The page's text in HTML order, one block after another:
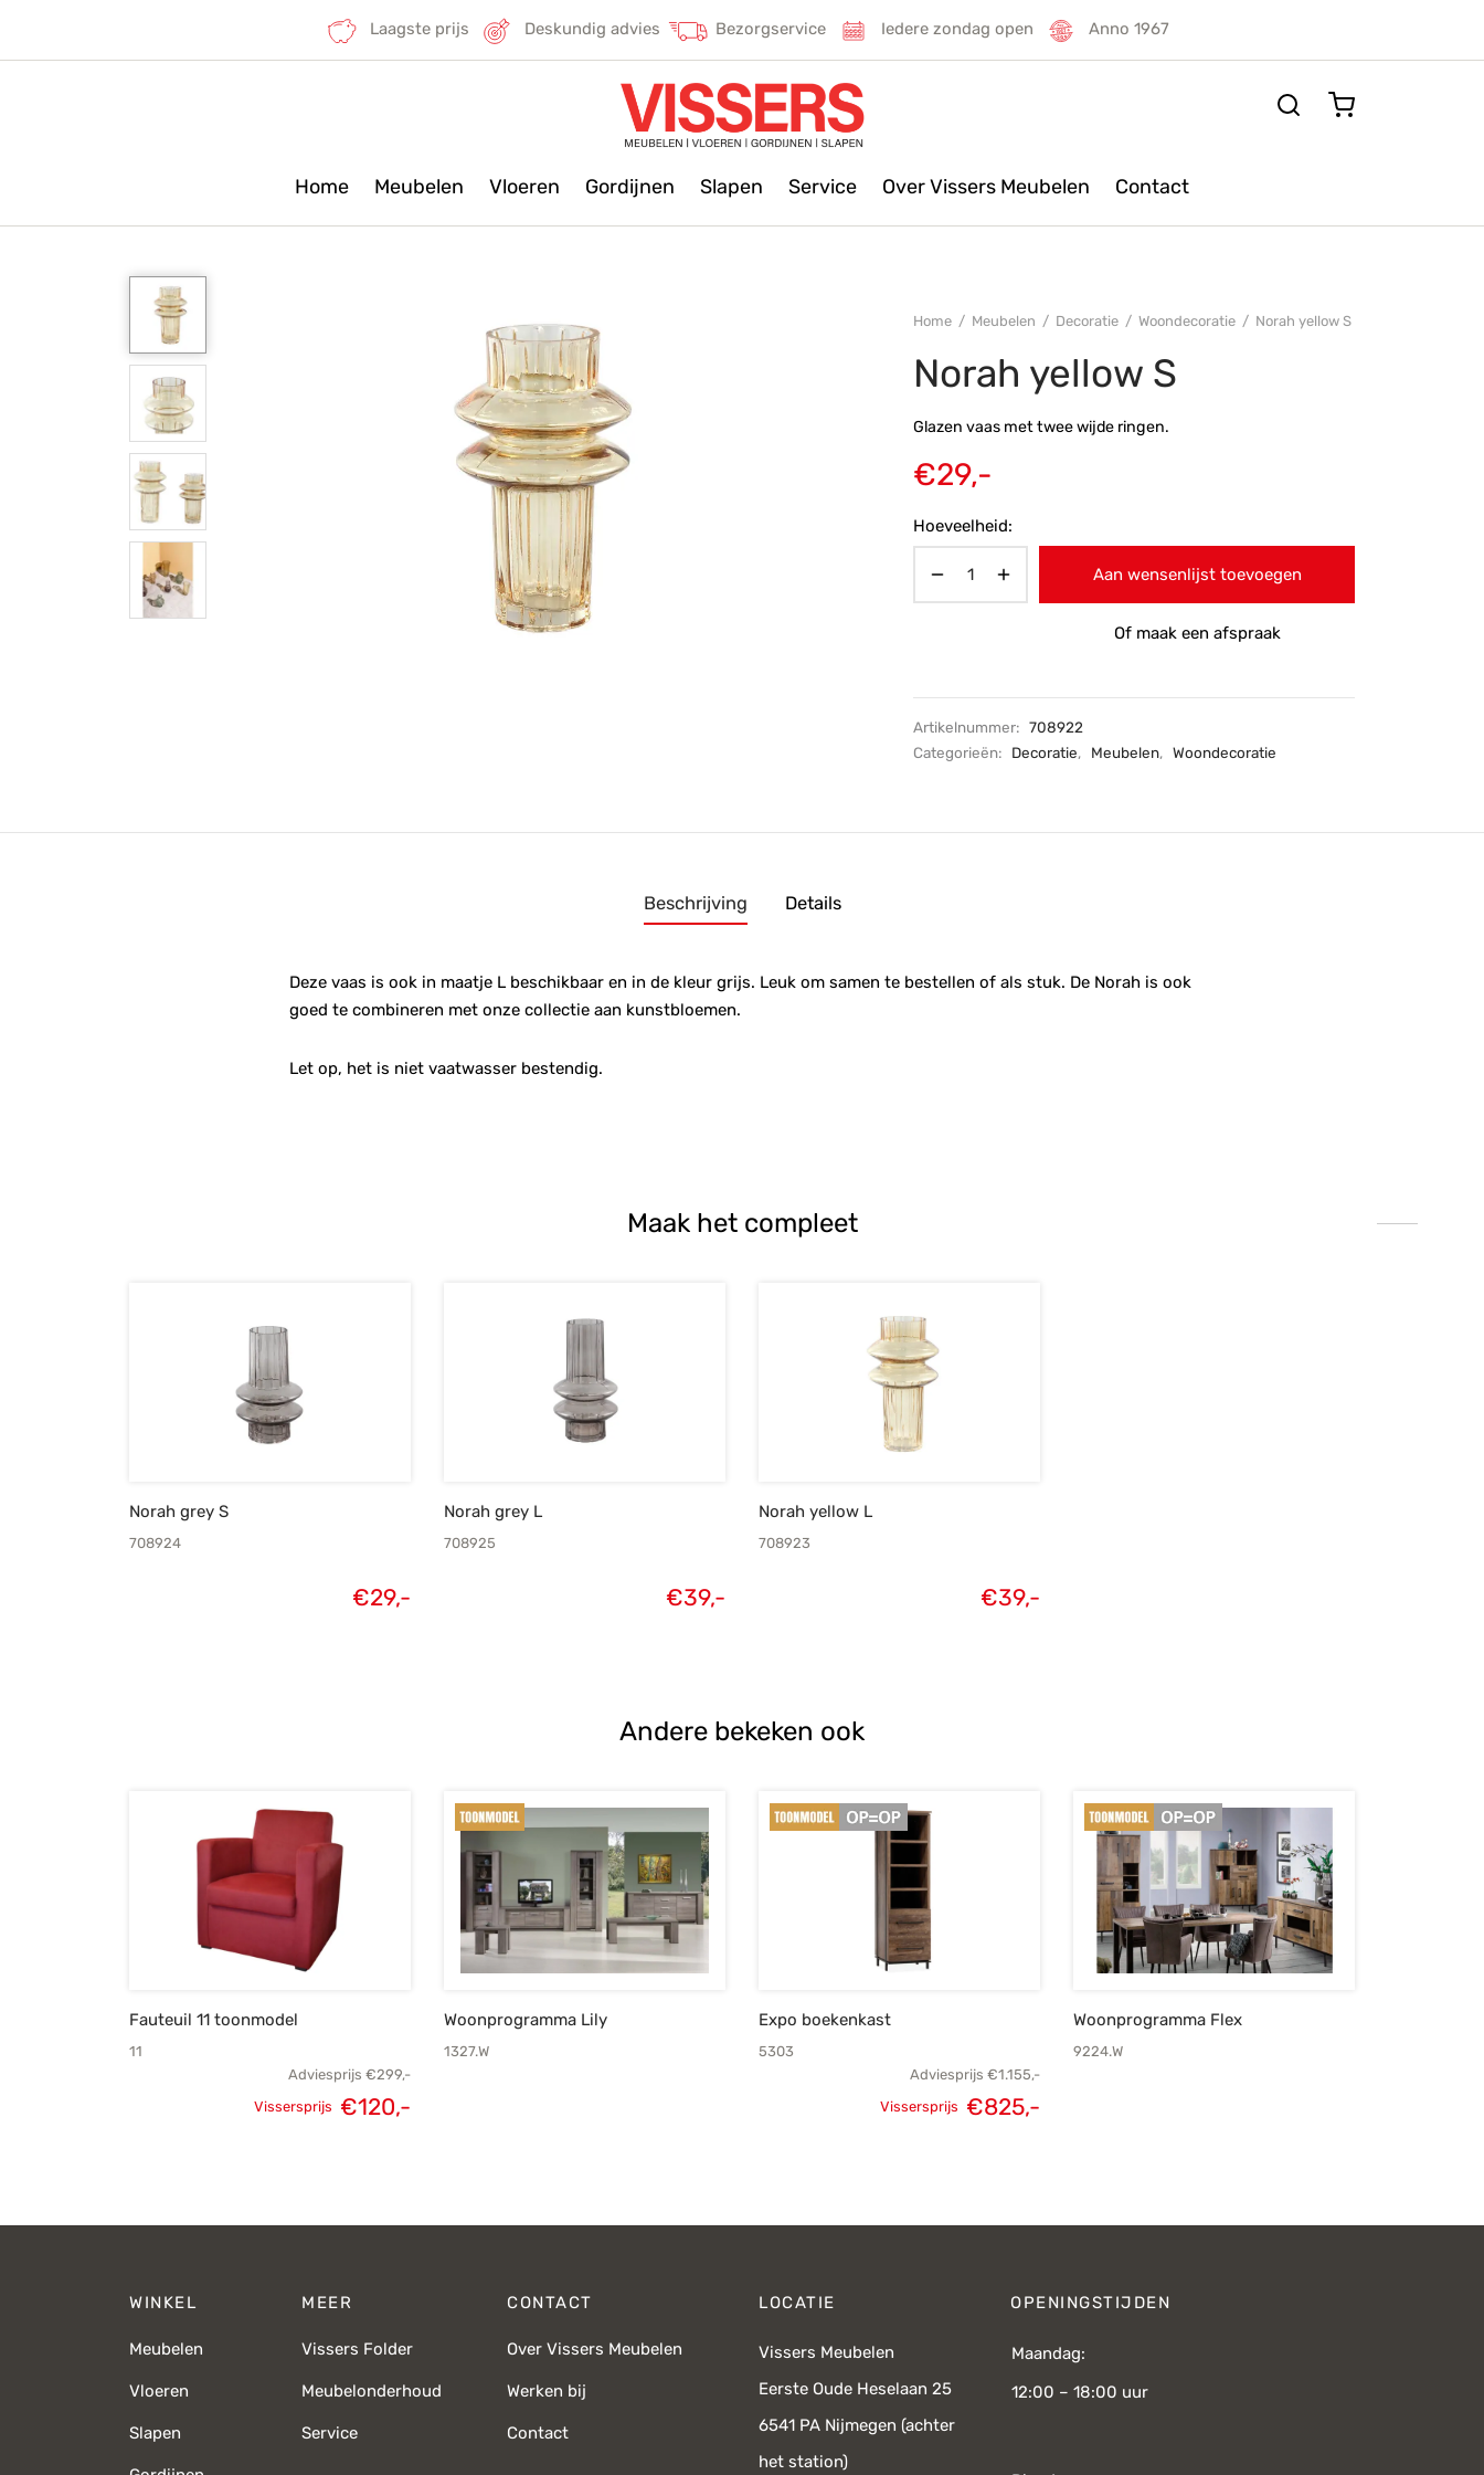
Laagste prijs Deskundig advies Bezorgservice Iedere zondag open Anno 1967
Home Meubelen Vloeren Gordijnen Slapen Service Over Vissers Meubelen Contact
Home / Meubelen / Decoratie / Woondecoratie / Norah yellow S
Norah yellow S
Glazen vaas met twee wijde ringen.
€29,-
Hoeveelheid:
Aan wensenlijst toevoegen
Of maak een afspraak
Artikelnummer: 708922
Categorieën:
Decoratie, Meubelen, Woondecoratie
Beschrijving Details
Deze vaas is ook in maatje L beschikbaar en in de kleur grijs. Leuk om samen te bestellen of als stuk. De Norah is ook
goed te combineren met onze collectie aan kunstbloemen.
Let op, het is niet vaatwasser bestendig.
Maak het compleet
Norah grey S
708924
€29,-
Norah grey L
708925
€39,-
Norah yellow L
708923
€39,-
Andere bekeken ook
Fauteuil 11 toonmodel
11
Adviesprijs €299,-
Vissersprijs €120,-
Woonprogramma Lily
1327.W
Expo boekenkast
5303
Adviesprijs €1.155,-
Vissersprijs €825,-
Woonprogramma Flex
9224.W
WINKEL
Meubelen
Vloeren
Slapen
MEER
Vissers Folder
Meubelonderhoud
Service
CONTACT
Over Vissers Meubelen
Werken bij
Contact
LOCATIE
Vissers Meubelen
Eerste Oude Heselaan 25
6541 PA Nijmegen (achter
het station)
OPENINGSTIJDEN
Maandag:
12:00 – 18:00 uur